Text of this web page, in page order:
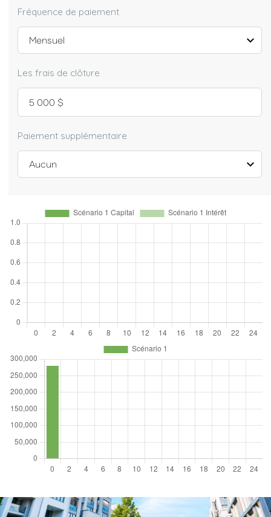
Fréquence de paiement
Les frais de clôture
Paiement supplémentaire